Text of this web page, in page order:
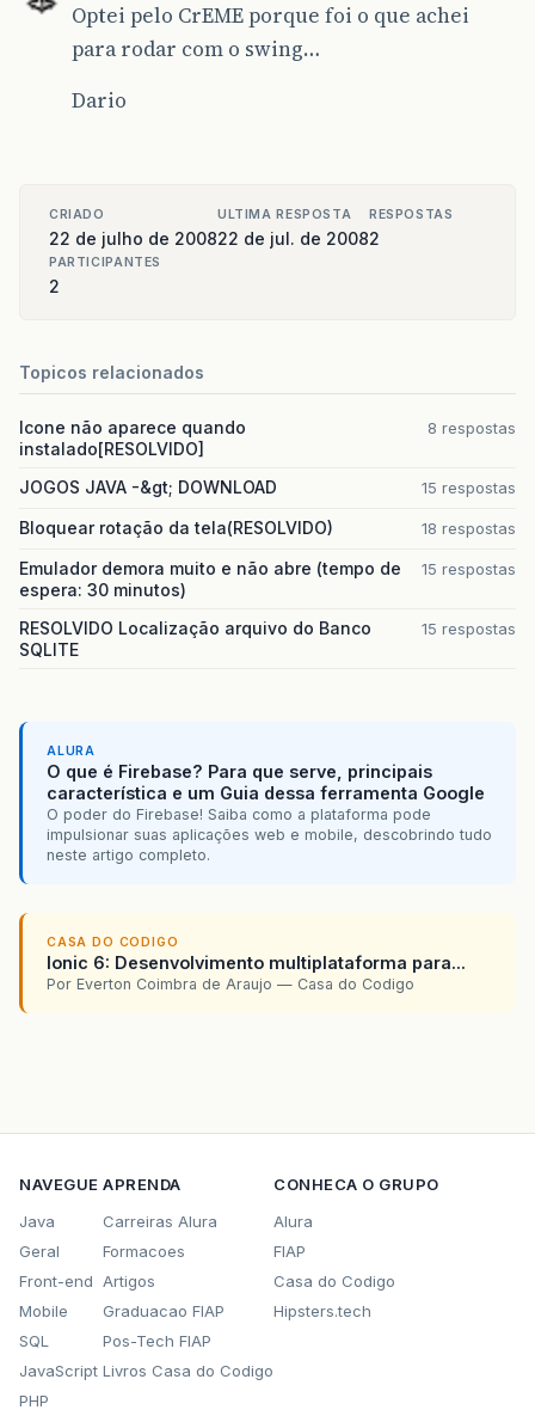
Optei pelo CrEME porque foi o que achei
para rodar com o swing…
Dario
CRIADO
22 de julho de 2008
ULTIMA RESPOSTA
22 de jul. de 2008
RESPOSTAS
2
PARTICIPANTES
2
Topicos relacionados
Icone não aparece quando
instalado[RESOLVIDO]
8 respostas
JOGOS JAVA -&gt; DOWNLOAD 15 respostas
Bloquear rotação da tela(RESOLVIDO) 18 respostas
Emulador demora muito e não abre (tempo de
espera: 30 minutos)
15 respostas
RESOLVIDO Localização arquivo do Banco
SQLITE
15 respostas
ALURA
O que é Firebase? Para que serve, principais
característica e um Guia dessa ferramenta Google
O poder do Firebase! Saiba como a plataforma pode
impulsionar suas aplicações web e mobile, descobrindo tudo
neste artigo completo.
CASA DO CODIGO
Ionic 6: Desenvolvimento multiplataforma para...
Por Everton Coimbra de Araujo — Casa do Codigo
NAVEGUE
Java
Geral
Front-end
Mobile
SQL
JavaScript
PHP
APRENDA
Carreiras Alura
Formacoes
Artigos
Graduacao FIAP
Pos-Tech FIAP
Livros Casa do Codigo
CONHECA O GRUPO
Alura
FIAP
Casa do Codigo
Hipsters.tech